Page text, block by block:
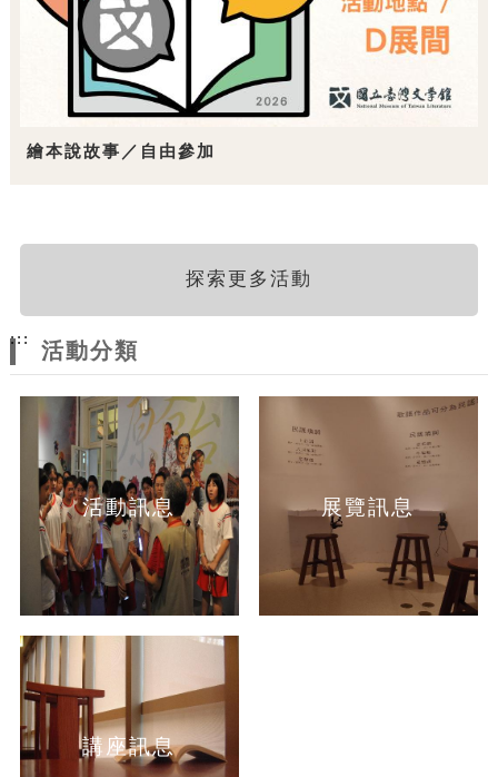
繪本說故事／自由參加
探索更多活動
:::
活動分類
活動訊息 展覽訊息
講座訊息